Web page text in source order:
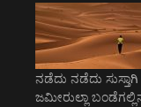
ನಡೆದು ನಡೆದು
ಜಮೀರುಲ್ಲಾ